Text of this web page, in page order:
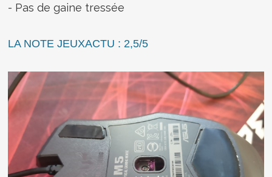
- Pas de gaine tressée
LA NOTE JEUXACTU : 2,5/5